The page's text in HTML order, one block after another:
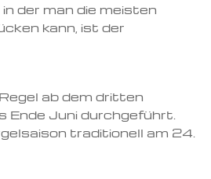
der man die meisten
kann, ist der
ab dem dritten
Ende Juni durchgeführt.
traditionell am 24.